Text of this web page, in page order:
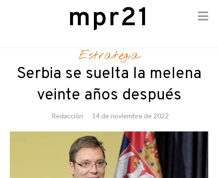
content
mpr21
Estrategia
Serbia se suelta la melena
veinte años después
Redacción 14 de noviembre de 2022